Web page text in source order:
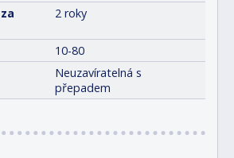
2 roky
10-80
Neuzavíratelná s
přepadem